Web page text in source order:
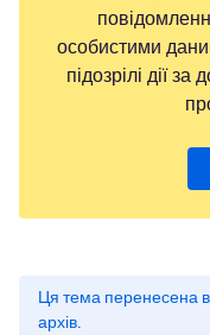
особистими
підозрілі дії
Ця тема перенесена в
архів.